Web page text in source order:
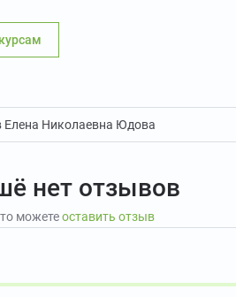
Елена Николаевна Юдова
нет отзывов
можетеоставить отзыв